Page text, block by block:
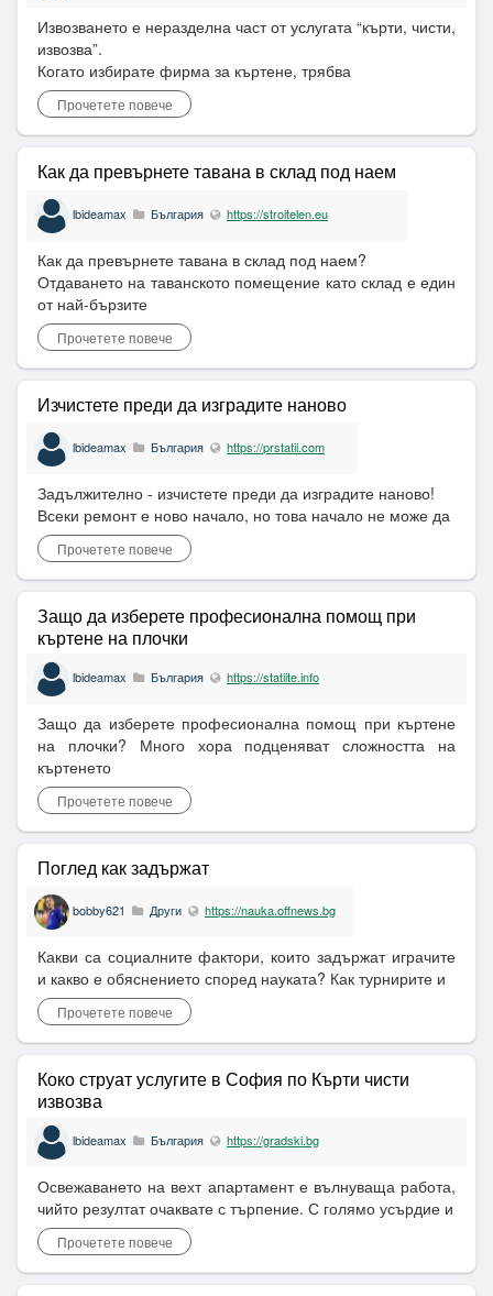
Извозването е неразделна част от услугата “кърти, чисти,
извозва”.
Когато избирате фирма за къртене, трябва
Прочетете повече
Как да превърнете тавана в склад под наем
lbideamax България https://stroitelen.eu
Как да превърнете тавана в склад под наем?
Отдаването на таванското помещение като склад е един
от най-бързите
Прочетете повече
Изчистете преди да изградите наново
lbideamax България https://prstatii.com
Задължително - изчистете преди да изградите наново!
Всеки ремонт е ново начало, но това начало не може да
Прочетете повече
Защо да изберете професионална помощ при
къртене на плочки
lbideamax България https://statiite.info
Защо да изберете професионална помощ при къртене
на плочки? Много хора подценяват сложността на
къртенето
Прочетете повече
Поглед как задържат
bobby621 Други https://nauka.offnews.bg
Какви са социалните фактори, които задържат играчите
и какво е обяснението според науката? Как турнирите и
Прочетете повече
Коко струат услугите в София по Кърти чисти
извозва
lbideamax България https://gradski.bg
Освежаването на вехт апартамент е вълнуваща работа,
чийто резултат очаквате с търпение. С голямо усърдие и
Прочетете повече